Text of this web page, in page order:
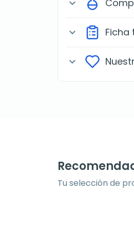
expand_more
expand_more Ficha
expand_more
Tu selección de